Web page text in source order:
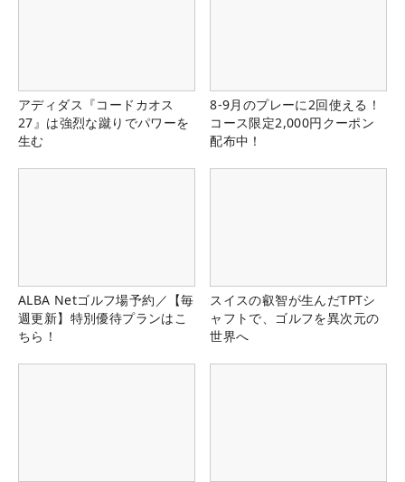
アディダス『コードカオス
27』は強烈な蹴りでパワーを
生む
8-9月のプレーに2回使える！
コース限定2,000円クーポン
配布中！
ALBA Netゴルフ場予約／【毎
週更新】特別優待プランはこ
ちら！
スイスの叡智が生んだTPTシ
ャフトで、ゴルフを異次元の
世界へ